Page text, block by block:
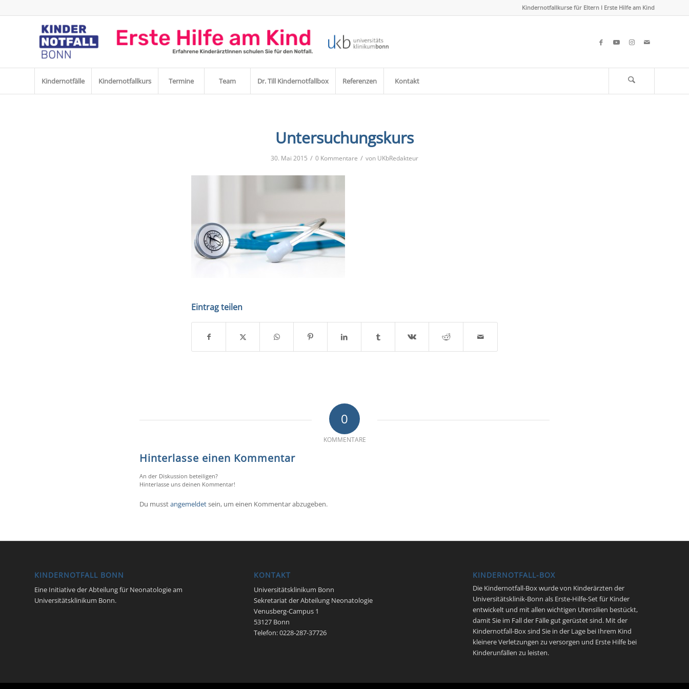
Kindernotfallkurse für Eltern I Erste Hilfe am Kind
Kindernotfälle Kindernotfallkurs Termine Team Dr. Till Kindernotfallbox Referenzen Kontakt
Untersuchungskurs
30. Mai 2015 / 0 Kommentare / von UKbRedakteur
Eintrag teilen
0
KOMMENTARE
Hinterlasse einen Kommentar
An der Diskussion beteiligen?
Hinterlasse uns deinen Kommentar!
Du musstangemeldetsein, um einen Kommentar abzugeben.
KINDERNOTFALL BONN
Eine Initiative der Abteilung für Neonatologie am
Universitätsklinikum Bonn.
KONTAKT
Universitätsklinikum Bonn
Sekretariat der Abteilung Neonatologie
Venusberg-Campus 1
53127 Bonn
Telefon: 0228-287-37726
KINDERNOTFALL-BOX
Die Kindernotfall-Box wurde von Kinderärzten der
Universitätsklinik-Bonn als Erste-Hilfe-Set für Kinder
entwickelt und mit allen wichtigen Utensilien bestückt,
damit Sie im Fall der Fälle gut gerüstet sind. Mit der
Kindernotfall-Box sind Sie in der Lage bei Ihrem Kind
kleinere Verletzungen zu versorgen und Erste Hilfe bei
Kinderunfällen zu leisten.